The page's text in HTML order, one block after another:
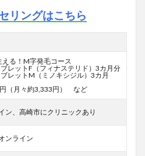
リングはこちら
える！M字発毛コース
ブレットF （フィナステリド）3カ月分
ブレットM（ミノキシジル）3カ月
（月々約3,333円） など
ン、高崎市にクリニックあり
ンライン